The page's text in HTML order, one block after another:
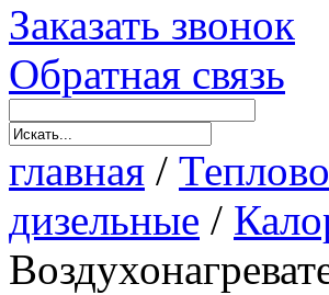
Заказать звонок
Обратная связь
главная /
дизельные /